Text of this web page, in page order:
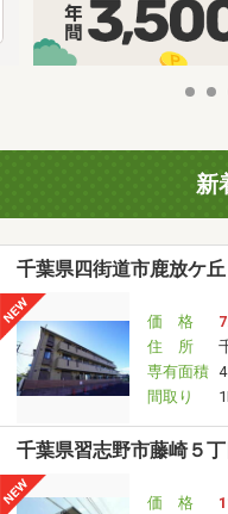
新
千葉県四街道市鹿放ケ丘
価 格
住 所
専有面積
間取り
千葉県習志野市藤崎５丁
価 格